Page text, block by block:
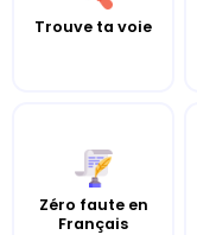
Trouve ta voie
Zéro faute en
Français